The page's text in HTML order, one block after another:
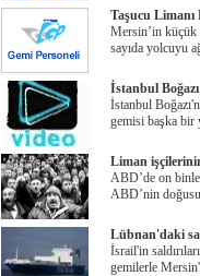
Taşucu
Mersin’in küçük
sayıda yolcuyu
İstanbul
İstanbul
gemisi başka
Liman
ABD’de on
ABD’nin
Lübnan'daki
İsrail'in
gemilerle